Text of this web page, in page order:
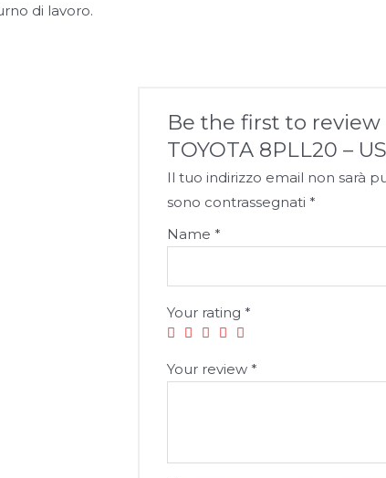
di lavoro.
Be the first to
TOYOTA 8PLL20 –
Il tuo indirizzo email non sarà
sono contrassegnati *
Name *
Your rating *
Your review *